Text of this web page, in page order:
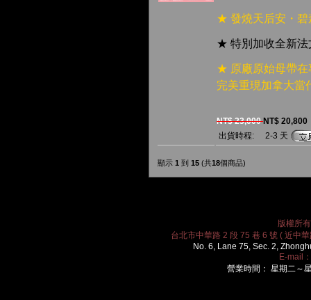
★ 發燒天后安・碧
★ 特別加收全新法
★ 原廠原始母帶在
完美重現加拿大當
NT$ 23,000NT$ 20,800
出貨時程:
2-3 天
顯示 1 到 15 (共18個商品)
版權所
台北市中華路 2 段 75 巷 6 號 ( 近中
No. 6, Lane 75, Sec. 2,
E-mail：
營業時間： 星期二～